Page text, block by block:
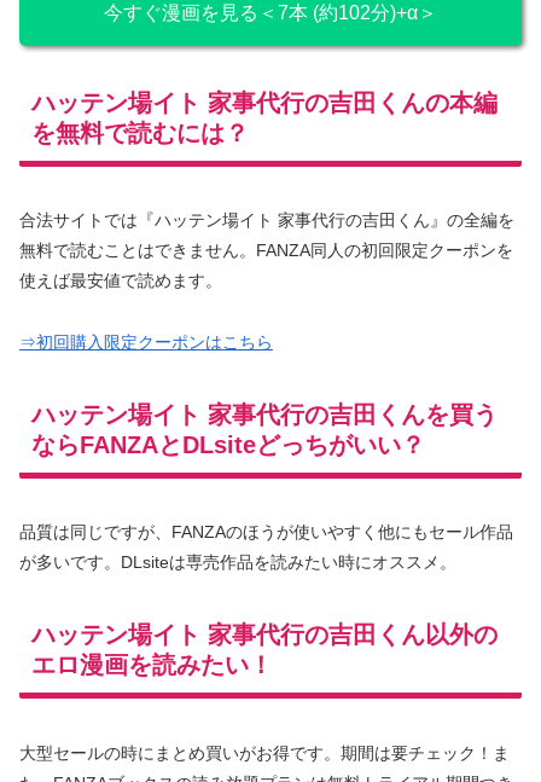
今すぐ漫画を見る＜7本 (約102分)+α＞
ハッテン場イト 家事代行の吉田くんの本編
を無料で読むには？
合法サイトでは『ハッテン場イト 家事代行の吉田くん』の全編を
無料で読むことはできません。FANZA同人の初回限定クーポンを
使えば最安値で読めます。
⇒初回購入限定クーポンはこちら
ハッテン場イト 家事代行の吉田くんを買う
ならFANZAとDLsiteどっちがいい？
品質は同じですが、FANZAのほうが使いやすく他にもセール作品
が多いです。DLsiteは専売作品を読みたい時にオススメ。
ハッテン場イト 家事代行の吉田くん以外の
エロ漫画を読みたい！
大型セールの時にまとめ買いがお得です。期間は要チェック！ま